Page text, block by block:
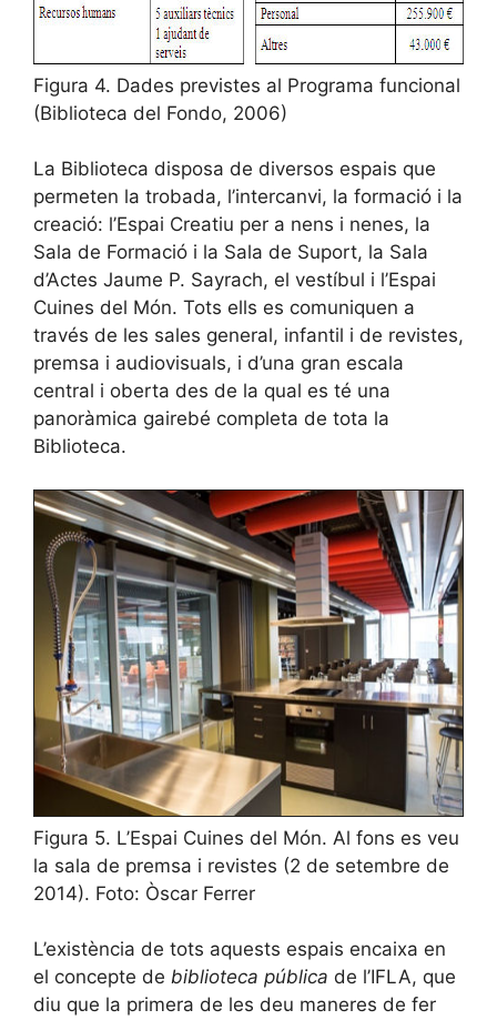
Figura 4. Dades previstes al Programa funcional
(Biblioteca del Fondo, 2006)
La Biblioteca disposa de diversos espais que
permeten la trobada, l’intercanvi, la formació i la
creació: l’Espai Creatiu per a nens i nenes, la
Sala de Formació i la Sala de Suport, la Sala
d’Actes Jaume P. Sayrach, el vestíbul i l’Espai
Cuines del Món. Tots ells es comuniquen a
través de les sales general, infantil i de revistes,
premsa i audiovisuals, i d’una gran escala
central i oberta des de la qual es té una
panoràmica gairebé completa de tota la
Biblioteca.
Figura 5. L’Espai Cuines del Món. Al fons es veu
la sala de premsa i revistes (2 de setembre de
2014). Foto: Òscar Ferrer
L’existència de tots aquests espais encaixa en
el concepte de biblioteca pública de l’IFLA, que
diu que la primera de les deu maneres de fer